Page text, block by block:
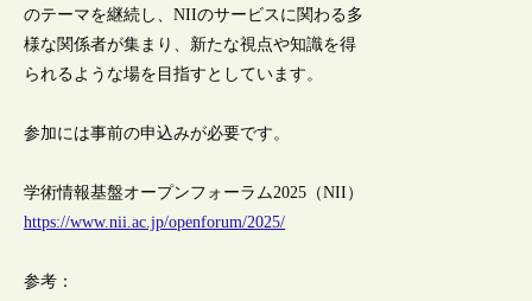
のテーマを継続し、NIIのサービスに関わる多
様な関係者が集まり、新たな視点や知識を得
られるような場を目指すとしています。
参加には事前の申込みが必要です。
学術情報基盤オープンフォーラム2025（NII）
https://www.nii.ac.jp/openforum/2025/
参考：